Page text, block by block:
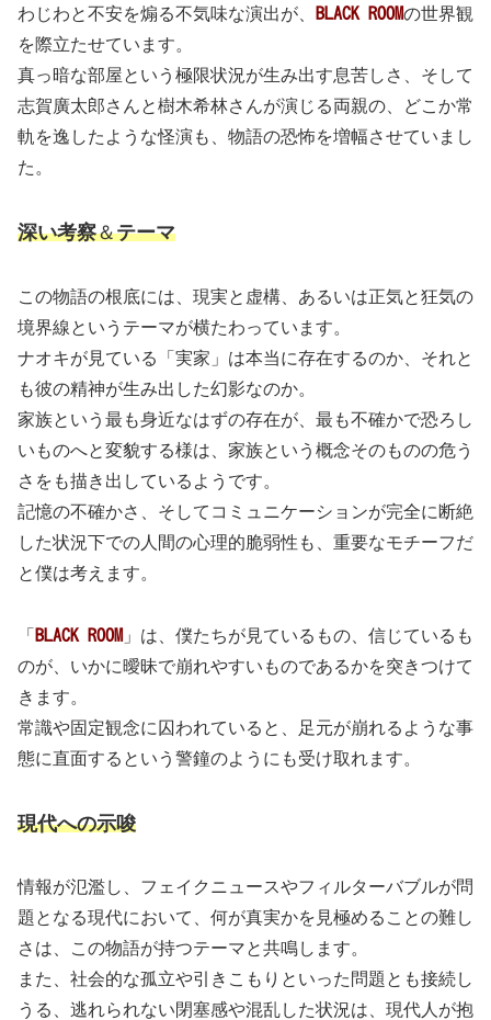
わじわと不安を煽る不気味な演出が、 BLACK ROOMの世界観
を際立たせています。
真っ暗な部屋という極限状況が生み出す息苦しさ、そして
志賀廣太郎さんと樹木希林さんが演じる両親の、どこか常
軌を逸したような怪演も、物語の恐怖を増幅させていまし
た。
深い考察＆テーマ
この物語の根底には、現実と虚構、あるいは正気と狂気の
境界線というテーマが横たわっています。
ナオキが見ている「実家」は本当に存在するのか、それと
も彼の精神が生み出した幻影なのか。
家族という最も身近なはずの存在が、最も不確かで恐ろし
いものへと変貌する様は、家族という概念そのものの危う
さをも描き出しているようです。
記憶の不確かさ、そしてコミュニケーションが完全に断絶
した状況下での人間の心理的脆弱性も、重要なモチーフだ
と僕は考えます。
「 BLACK ROOM 」は、僕たちが見ているもの、信じているも
のが、いかに曖昧で崩れやすいものであるかを突きつけて
きます。
常識や固定観念に囚われていると、足元が崩れるような事
態に直面するという警鐘のようにも受け取れます。
現代への示唆
情報が氾濫し、フェイクニュースやフィルターバブルが問
題となる現代において、何が真実かを見極めることの難し
さは、この物語が持つテーマと共鳴します。
また、社会的な孤立や引きこもりといった問題とも接続し
うる、逃れられない閉塞感や混乱した状況は、現代人が抱